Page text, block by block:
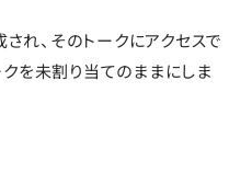
れ、そのトークにアクセスで
を未割り当てのままにしま